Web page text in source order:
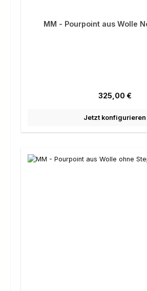
MM - Pourpoint aus
Regulärer Preis:
325,00 €
Jetzt konfigurieren